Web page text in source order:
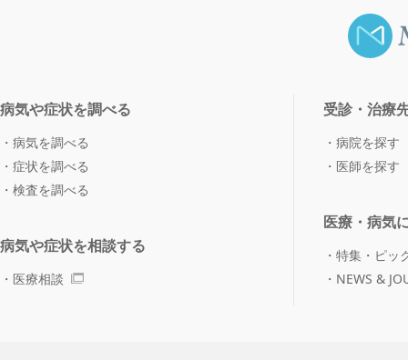
病気や症状を調べる
病気を調べる
症状を調べる
検査を調べる
病気や症状を相談する
医療相談
受診・治療
病院を探す
医師を探す
医療・病気
特集・ピッ
NEWS &